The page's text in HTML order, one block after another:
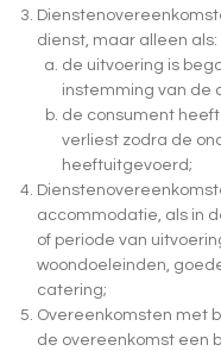
dienst, maar alleen als:
de uitvoering is
instemming van de
de consument
verliest zodra de
heeftuitgevoerd;
accommodatie, als in
of periode van
woondoeleinden,
catering;
Overeenkomsten met
de overeenkomst een